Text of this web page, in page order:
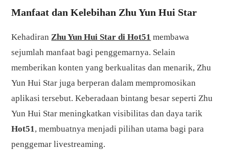
Manfaat dan Kelebihan Zhu Yun Hui Star
KehadiranZhu Yun Hui Star di Hot51 membawa
sejumlah manfaat bagi penggemarnya. Selain
memberikan konten yang berkualitas dan menarik, Zhu
Yun Hui Star juga berperan dalam mempromosikan
aplikasi tersebut. Keberadaan bintang besar seperti Zhu
Yun Hui Star meningkatkan visibilitas dan daya tarik
Hot51, membuatnya menjadi pilihan utama bagi para
penggemar livestreaming.